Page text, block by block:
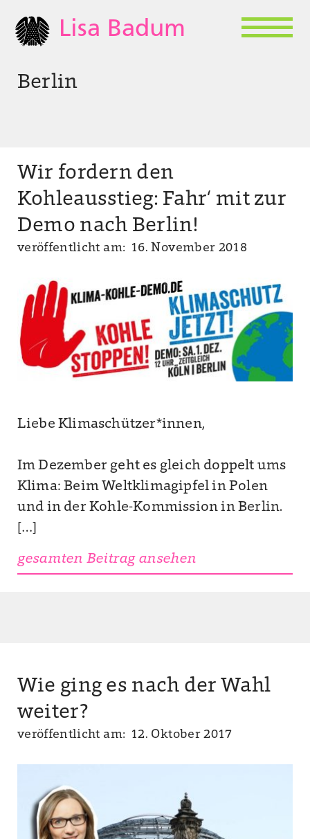
Lisa Badum
Berlin
Wir fordern den
Kohleausstieg: Fahr‘ mit zur
Demo nach Berlin!
veröffentlicht am: 16. November 2018
Liebe Klimaschützer*innen,
Im Dezember geht es gleich doppelt ums
Klima: Beim Weltklimagipfel in Polen
und in der Kohle-Kommission in Berlin.
[…]
gesamten Beitrag ansehen
Wie ging es nach der Wahl
weiter?
veröffentlicht am: 12. Oktober 2017